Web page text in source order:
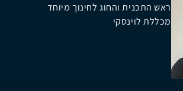
ראש התכנית והחוג לחינוך מיוחד
מכללת לוינסקי